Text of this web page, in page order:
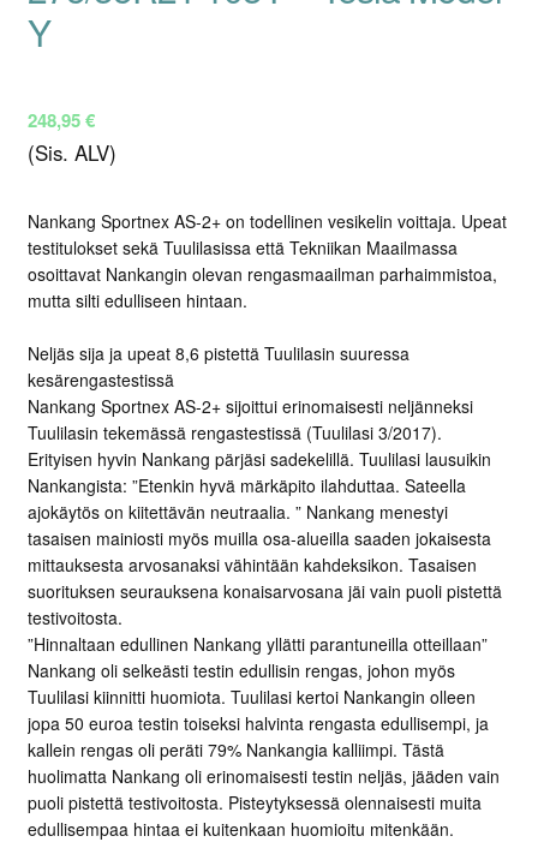
Y
248,95€
(Sis. ALV)
Nankang Sportnex AS-2+ on todellinen vesikelin voittaja. Upeat
testitulokset sekä Tuulilasissa että Tekniikan Maailmassa
osoittavat Nankangin olevan rengasmaailman parhaimmistoa,
mutta silti edulliseen hintaan.
Neljäs sija ja upeat 8,6 pistettä Tuulilasin suuressa
kesärengastestissä
Nankang Sportnex AS-2+ sijoittui erinomaisesti neljänneksi
Tuulilasin tekemässä rengastestissä (Tuulilasi 3/2017).
Erityisen hyvin Nankang pärjäsi sadekelillä. Tuulilasi lausuikin
Nankangista: ”Etenkin hyvä märkäpito ilahduttaa. Sateella
ajokäytös on kiitettävän neutraalia. ” Nankang menestyi
tasaisen mainiosti myös muilla osa-alueilla saaden jokaisesta
mittauksesta arvosanaksi vähintään kahdeksikon. Tasaisen
suorituksen seurauksena konaisarvosana jäi vain puoli pistettä
testivoitosta.
”Hinnaltaan edullinen Nankang yllätti parantuneilla otteillaan”
Nankang oli selkeästi testin edullisin rengas, johon myös
Tuulilasi kiinnitti huomiota. Tuulilasi kertoi Nankangin olleen
jopa 50 euroa testin toiseksi halvinta rengasta edullisempi, ja
kallein rengas oli peräti 79% Nankangia kalliimpi. Tästä
huolimatta Nankang oli erinomaisesti testin neljäs, jääden vain
puoli pistettä testivoitosta. Pisteytyksessä olennaisesti muita
edullisempaa hintaa ei kuitenkaan huomioitu mitenkään.